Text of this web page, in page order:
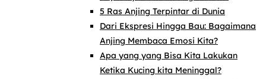
5 Ras Anjing Terpintar di Dunia
Dari Ekspresi Hingga Bau: Bagaimana
Anjing Membaca Emosi Kita?
Apa yang yang Bisa Kita Lakukan
Ketika Kucing kita Meninggal?